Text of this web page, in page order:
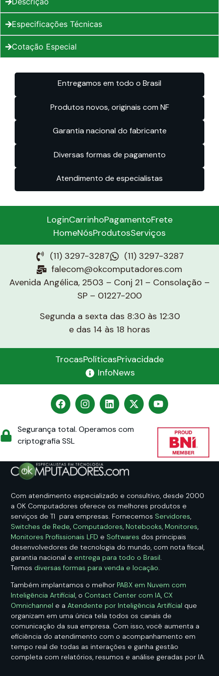
Especificações Técnicas
Cotação Especial
Entregamos em todo o Brasil
Produtos novos, originais com NF
Garantia nacional do fabricante
Diversas formas de pagamento
Atendimento de especialistas
LoginCarrinhoPagamentoFrete
HomeNósProdutosServiços
(11) 3297-3287
(11) 3297-3287
falecom@okcomputadores.com
Avenida Angélica, 2503 – Conj 21 – Consolação –
SP – 01227-200
Segunda a sexta das 8:30 às 12:30
e das 14 às 18 horas
TrocasPolíticasPrivacidade
InfoNews
Segurança total. Operamos com
criptografia SSL
Com atendimento especializado e consultivo, desde 2000
a OK Computadores oferece os melhores produtos e
serviços de TI para empresas. Fornecemos Servidores
Switches de Rede Computadores Notebooks Monitores
Monitores Profissionais LFD e Softwares dos principais
desenvolvedores de tecnologia do mundo, com nota fiscal,
garantia nacional e entrega para todo o Brasil
Temos diversas formas para venda e locação
Também implantamos o melhor PABX em Nuvem com
Inteligência Artificial, o Contact Center com IA, CX
Omnichannel e aAtendente por Inteligência Artificial que
organizam em uma única tela todos os canais de
comunicação da sua empresa. Com isso, você aumenta a
eficiência do atendimento com o acompanhamento em
tempo real de todas as interações e ganha gestão
completa com relatórios, resumos e análise geradas por IA.